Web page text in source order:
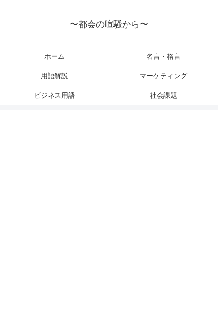
〜都会の喧騒から〜
ホーム 名言・格言
用語解説 マーケティング
ビジネス用語 社会課題